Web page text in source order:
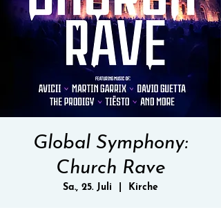
Global Symphony:
Church Rave
Sa., 25. Juli Kirche